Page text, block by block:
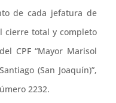
de cada jefatura de
cierre total y completo
CPF “Mayor Marisol
(San Joaquín)”,
2232.